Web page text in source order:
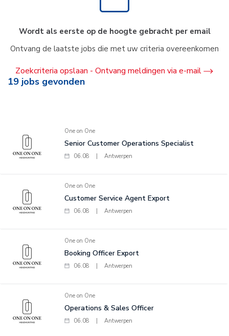
Wordt als eerste op de hoogte gebracht per email
Ontvang de laatste jobs die met uw criteria overeenkomen
Zoekcriteria opslaan - Ontvang meldingen via e-mail
19 jobs gevonden
One on One
Senior Customer Operations Specialist
06.08 Antwerpen
One on One
Customer Service Agent Export
06.08 Antwerpen
One on One
Booking Officer Export
06.08 Antwerpen
One on One
Operations & Sales Officer
06.08 Antwerpen